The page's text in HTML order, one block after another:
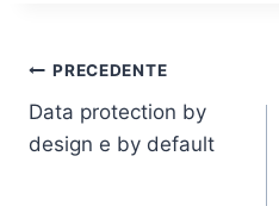
n o
o
k
Navigazione
articoli
PRECEDENTE
Data protection by
design e by default